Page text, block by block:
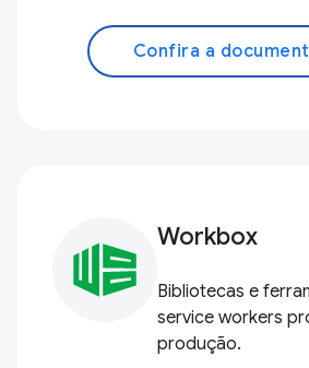
Confira a
Workbox
Bibliotecas e
service workers
produção.